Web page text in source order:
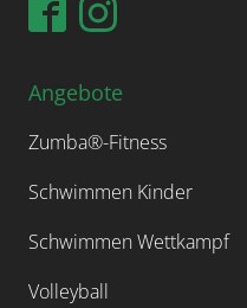
Angebote
Zumba®-Fitness
Schwimmen Kinder
Schwimmen Wettkampf
Volleyball